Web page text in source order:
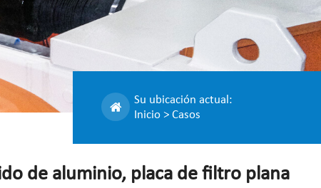
Su ubicación actual:
Inicio > Casos
de aluminio, placa de filtro plana